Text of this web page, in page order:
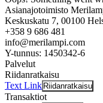
Asianajotoimisto
Keskuskatu 7, 00100
+358 9 686 481
info@merilampi.com
Y-tunnus: 1450342-6
Palvelut
Riidanratkaisu
Text Link Riidanratkaisu
Transaktiot